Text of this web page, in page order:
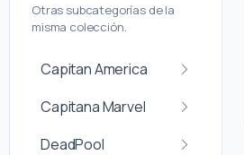
Otras subcategorías de la
misma colección.
Capitan America
Capitana Marvel
DeadPool